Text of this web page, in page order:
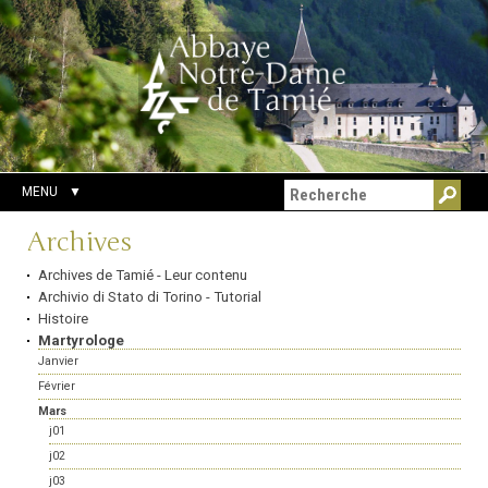
Aller
au
contenu.
|
Aller
à
la
navigation
Outils
personnels
Chercher par
Recherche
avancée…
MENU
Navigation
Archives
Archives de Tamié - Leur contenu
Archivio di Stato di Torino - Tutorial
Histoire
Martyrologe
Janvier
Février
Mars
j01
j02
j03